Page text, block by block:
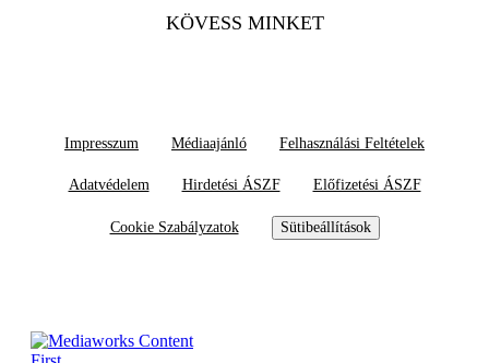
KÖVESS MINKET
Impresszum Médiaajánló Felhasználási Feltételek
Adatvédelem Hirdetési ÁSZF Előfizetési ÁSZF
Cookie Szabályzatok Sütibeállítások